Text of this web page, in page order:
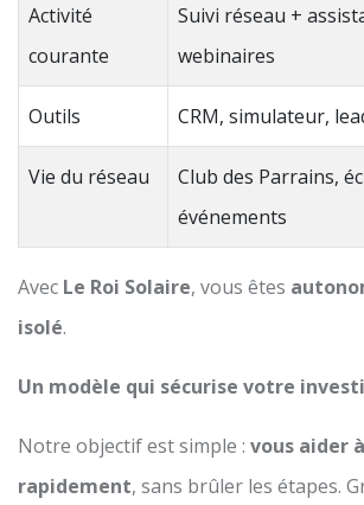
Activité
courante
Suivi réseau +
webinaires
Outils CRM, simulateur,
Vie du réseau
Club des Parrains,
événements
Avec Le Roi Solaire, vous êtes
isolé.
Un modèle qui sécurise votre
Notre objectif est simple : vous aider
rapidement, sans brûler les étapes.